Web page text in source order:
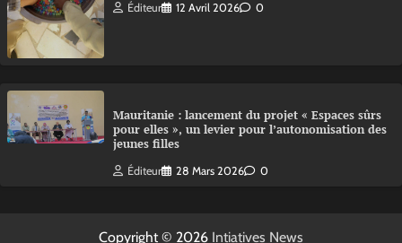
Éditeur 12 Avril 2026 0
Mauritanie : lancement du projet « Espaces sûrs
pour elles », un levier pour l’autonomisation des
jeunes filles
Éditeur 28 Mars 2026 0
Copyright © 2026 Intiatives News